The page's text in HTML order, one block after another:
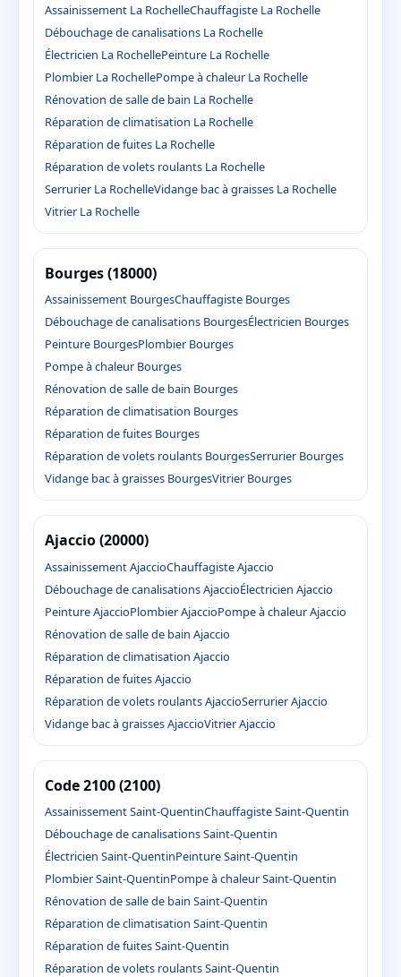
Assainissement La RochelleChauffagiste La Rochelle
Débouchage de canalisations La Rochelle
Électricien La RochellePeinture La Rochelle
Plombier La RochellePompe à chaleur La Rochelle
Rénovation de salle de bain La Rochelle
Réparation de climatisation La Rochelle
Réparation de fuites La Rochelle
Réparation de volets roulants La Rochelle
Serrurier La RochelleVidange bac à graisses La Rochelle
Vitrier La Rochelle
Bourges (18000)
Assainissement BourgesChauffagiste Bourges
Débouchage de canalisations BourgesÉlectricien Bourges
Peinture BourgesPlombier Bourges
Pompe à chaleur Bourges
Rénovation de salle de bain Bourges
Réparation de climatisation Bourges
Réparation de fuites Bourges
Réparation de volets roulants BourgesSerrurier Bourges
Vidange bac à graisses BourgesVitrier Bourges
Ajaccio (20000)
Assainissement AjaccioChauffagiste Ajaccio
Débouchage de canalisations AjaccioÉlectricien Ajaccio
Peinture AjaccioPlombier AjaccioPompe à chaleur Ajaccio
Rénovation de salle de bain Ajaccio
Réparation de climatisation Ajaccio
Réparation de fuites Ajaccio
Réparation de volets roulants AjaccioSerrurier Ajaccio
Vidange bac à graisses AjaccioVitrier Ajaccio
Code 2100 (2100)
Assainissement Saint-QuentinChauffagiste Saint-Quentin
Débouchage de canalisations Saint-Quentin
Électricien Saint-QuentinPeinture Saint-Quentin
Plombier Saint-QuentinPompe à chaleur Saint-Quentin
Rénovation de salle de bain Saint-Quentin
Réparation de climatisation Saint-Quentin
Réparation de fuites Saint-Quentin
Réparation de volets roulants Saint-Quentin